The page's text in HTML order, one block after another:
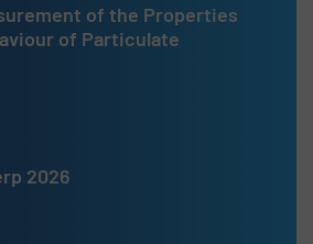
of the Properties
of Particulate
2026